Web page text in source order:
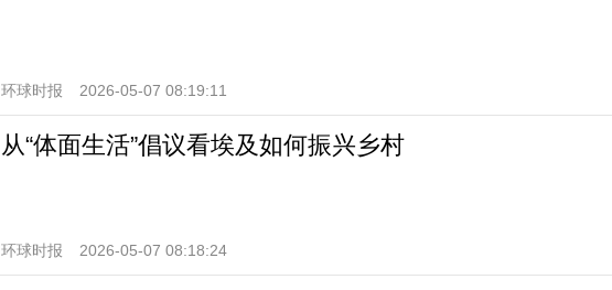
环球时报 2026-05-07 08:19:11
从“体面生活”倡议看埃及如何振兴乡村
环球时报 2026-05-07 08:18:24